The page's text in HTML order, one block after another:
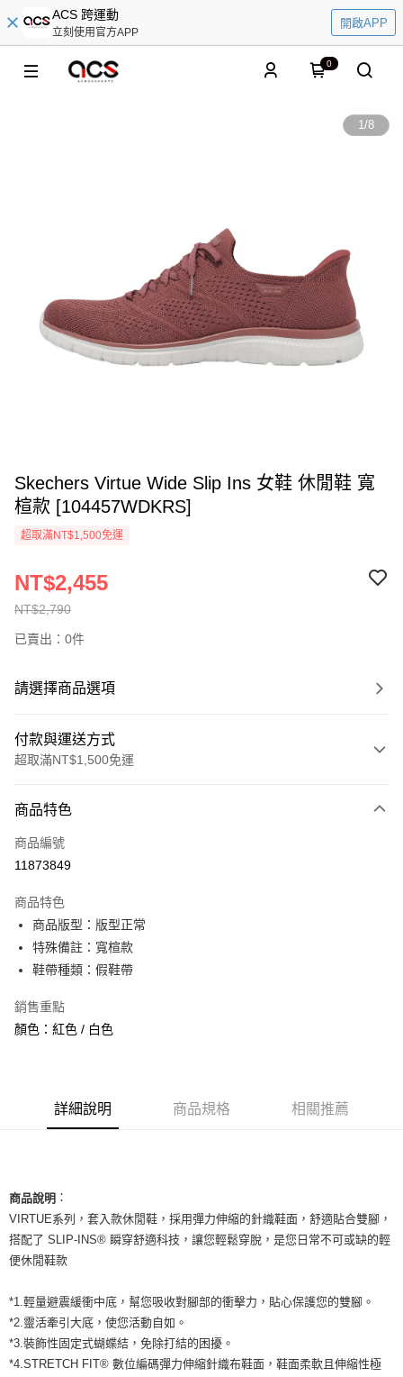
ACS 跨運動
立刻使用官方APP
開啟APP
0
1/8
Skechers Virtue Wide Slip Ins 女鞋 休閒鞋 寬
楦款 [104457WDKRS]
超取滿NT$1,500免運
NT$2,790
NT$2,455
已賣出：0件
請選擇商品選項
付款與運送方式
超取滿NT$1,500免運
信用卡一次付款
信用卡分期付款
合作金庫商業銀行
華南商業銀行
上海商業儲蓄銀行
國泰世華商業銀行
匯豐（台灣）商業銀行
聯邦商業銀行
台灣樂天信用卡公司
超商取貨付款
LINE Pay
街口支付
AFTEE先享後付
便利好安心！
１．簡單：不需註冊會員、不需綁卡、不需儲值。
２．便利：只要手機號碼，簡訊認證，即可結帳。
３．安心：先確認商品／服務後，再付款。
結帳頁面，進行簡訊認證並確認金額後，即可完成結帳。
２．訂單成立數日內，您將收到繳費通知簡訊。
３．收到繳費通知簡訊後14天內，點擊此簡訊中的連結，可透過四大超商／
※ 請注意：結帳手續完成當下不需立刻繳費，但若您需要取消訂單，請聯絡
運送方式
全家取貨付款
每筆NT$60，滿NT$1,500(含以上)免運費
付款後全家取貨
每筆NT$60，滿NT$1,500(含以上)免運費
7-11取貨付款
商品特色
商品編號
11873849
商品特色
商品版型：版型正常
特殊備註：寬楦款
鞋帶種類：假鞋帶
銷售重點
顏色：紅色 / 白色
詳細說明 商品規格 相關推薦
商品說明 ：
VIRTUE系列，套入款休閒鞋，採用彈力伸縮的針織鞋面，舒適貼合雙腳，
搭配了 SLIP-INS® 瞬穿舒適科技，讓您輕鬆穿脫，是您日常不可或缺的輕
便休閒鞋款
*1.輕量避震緩衝中底，幫您吸收對腳部的衝擊力，貼心保護您的雙腳。
*2.靈活牽引大底，使您活動自如。
*3.裝飾性固定式蝴蝶結，免除打結的困擾。
*4.STRETCH FIT® 數位編碼彈力伸縮針織布鞋面，鞋面柔軟且伸縮性極